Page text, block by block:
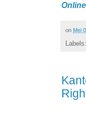
on Mei
Labels: